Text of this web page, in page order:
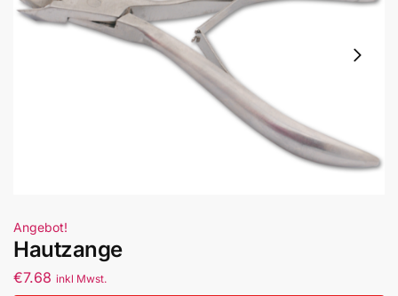
Angebot!
Hautzange
€7.68 inkl Mwst.